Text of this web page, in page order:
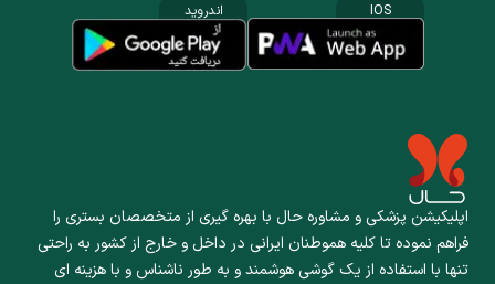
اپلیکیشن پزشکی و مشاوره حال با بهره گیری از متخصصان بستری را
فراهم نموده تا کلیه هموطنان ایرانی در داخل و خارج از کشور به راحتی
تنها با استفاده از یک گوشی هوشمند و به طور ناشناس و با هزینه ای
IOS اندروید